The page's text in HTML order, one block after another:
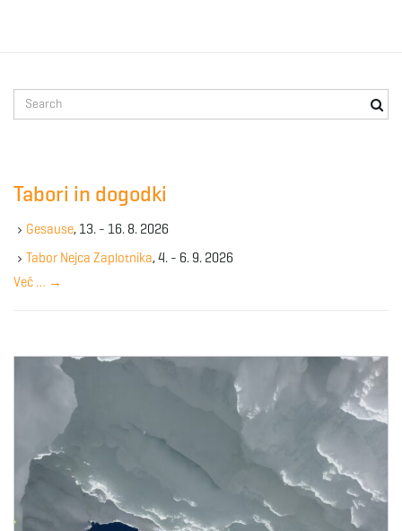
e
e
y
w
r
Tabori in dogodki
Gesause, 13. - 16. 8. 2026
Tabor Nejca Zaplotnika, 4. - 6. 9. 2026
Več … →